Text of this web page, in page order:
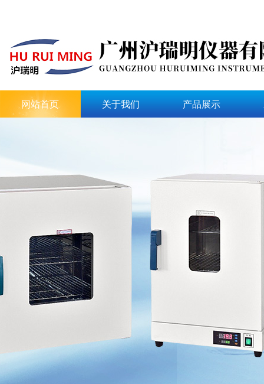
网站首页 关于我们 产品展示